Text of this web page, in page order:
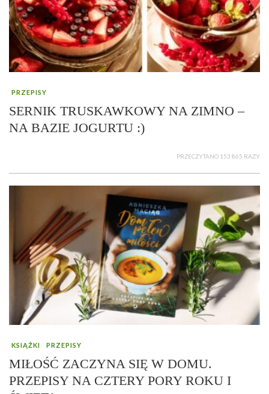
PRZEPISY
SERNIK TRUSKAWKOWY NA ZIMNO –
NA BAZIE JOGURTU :)
PRZECZYTANO 153 865 RAZY
KSIĄŻKI PRZEPISY
MIŁOŚĆ ZACZYNA SIĘ W DOMU.
PRZEPISY NA CZTERY PORY ROKU I